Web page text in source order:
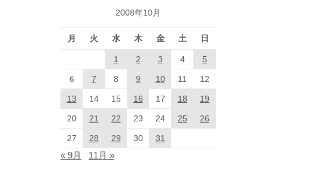
2008年10月
月 火 水 木 金 土 日
1 2 3 4 5
6 7 8 9 10 11 12
13 14 15 16 17 18 19
20 21 22 23 24 25 26
27 28 29 30 31
« 9月 11月 »